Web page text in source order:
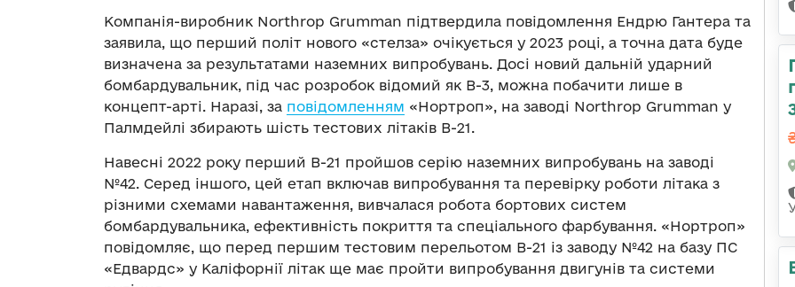
Компанія-виробник Northrop Grumman підтвердила повідомлення Ендрю Гантера та
заявила, що перший політ нового «стелза» очікується у 2023 році, а точна дата буде
визначена ​​за результатами наземних випробувань. Досі новий дальній ударний
бомбардувальник, під час розробок відомий як B-3, можна побачити лише в
концепт-арті. Наразі, за повідомленням «Нортроп», на заводі Northrop Grumman у
Палмдейлі збирають шість тестових літаків B-21.
Навесні 2022 року перший B-21 пройшов серію наземних випробувань на заводі
№42. Серед іншого, цей етап включав випробування та перевірку роботи літака з
різними схемами навантаження, вивчалася робота бортових систем
бомбардувальника, ефективність покриття та спеціального фарбування. «Нортроп»
повідомляє, що перед першим тестовим перельотом B-21 із заводу №42 на базу ПС
«Едвардс» у Каліфорнії літак ще має пройти випробування двигунів та системи